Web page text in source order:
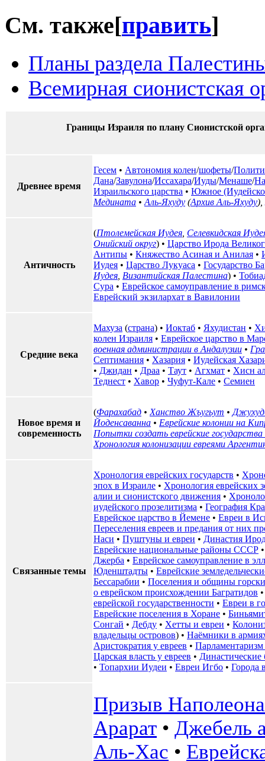
См. также[править]
Планы раздела
Всемирная сионистская
Границы Израиля по плану Сионистской
Древнее время
Гесем • Автономия колен/шофеты/
Дана/Завулона/Иссахара/Иуды/Менаше/
Израильского царства • Южное
Медината • Аль-Яхуду (Архив Аль-Яхуду),
Античность
(Птолемейская Иудея Селевкидская
Онийский округ) • Царство Ирода
Антипы • Княжество Асиная и Анилая •
Иудея • Царство Лукуаса • Государство
Иудея Византийская Палестина) •
Сура • Еврейское самоуправление в
Еврейский экзилархат в Вавилонии
Средние века
Махуза (страна) • Иоктаб • Яхудистан •
колен Израиля • Еврейское царство в
военная администрации в Андалузии •
Септимания • Хазария • Иудейская
• Джидан • Драа • Таут • Агхмат • Хисн
Теднест • Хавор • Чуфут-Кале • Семиен
Новое время и
современность
(Фарахабад • Ханство Жъугьут •
Йоденсаванна • Еврейские колонии на
Попытки создать еврейские
Хронология колонизации евреями
Связанные темы
Хронология еврейских государств •
эпох в Израиле • Хронология еврейских
алии и сионистского движения •
иудейского прозелитизма • География
Еврейское царство в Йемене • Евреи в
Переселения евреев и предания от них
Наси • Пуштуны и евреи • Династия
Еврейские национальные районы СССР
Джерба • Еврейское самоуправление в
Юденштадты • Еврейские
Бессарабии • Поселения и общины
о еврейском происхождении Багратидов
еврейской государственности • Евреи в
Еврейские поселения в Хоране •
Сонгай • Дебду • Хетты и евреи •
владельцы островов) • Наёмники в
Аристократия у евреев • Парламентаризм
Царская власть у евреев • Династические
• Топархии Иудеи • Евреи Игбо • Города
Призыв Наполеона
Арарат • Джебель
Аль-Хас •